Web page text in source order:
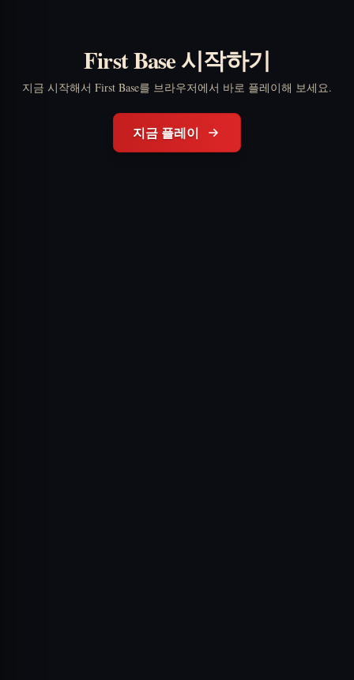
First Base 시작하기
지금 시작해서 First Base를 브라우저에서 바로 플레이해 보세요.
지금 플레이